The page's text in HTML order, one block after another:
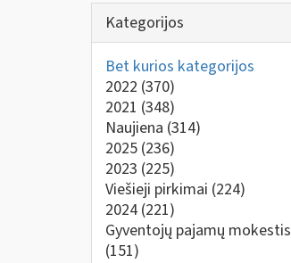
Kategorijos
Bet kurios kategorijos
2022 (370)
2021 (348)
Naujiena (314)
2025 (236)
2023 (225)
Viešieji pirkimai (224)
2024 (221)
Gyventojų pajamų mokestis
(151)